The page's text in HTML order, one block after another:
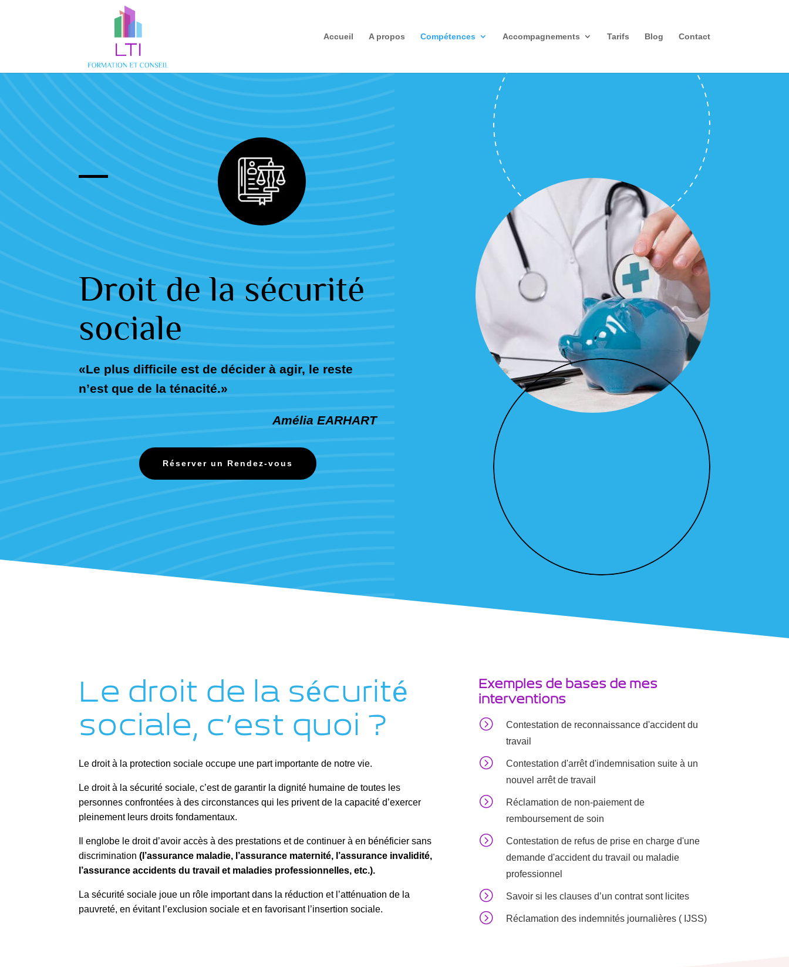
Accueil A propos Compétences Accompagnements Tarifs Blog Contact
Droit de la sécurité
sociale
«Le plus difficile est de décider à agir, le reste
n’est que de la ténacité.»
Amélia EARHART
Réserver un Rendez-vous
Le droit de la sécurité
sociale, c’est quoi ?
Le droit à la protection sociale occupe une part importante de notre vie.
Le droit à la sécurité sociale, c’est de garantir la dignité humaine de toutes les
personnes confrontées à des circonstances qui les privent de la capacité d’exercer
pleinement leurs droits fondamentaux.
Il englobe le droit d’avoir accès à des prestations et de continuer à en bénéficier sans
discrimination(l’assurance maladie, l’assurance maternité, l’assurance invalidité,
l’assurance accidents du travail et maladies professionnelles, etc.).
La sécurité sociale joue un rôle important dans la réduction et l’atténuation de la
pauvreté, en évitant l’exclusion sociale et en favorisant l’insertion sociale.
Exemples de bases de mes
interventions
=
Contestation de reconnaissance d'accident du
travail
=
Contestation d'arrêt d'indemnisation suite à un
nouvel arrêt de travail
=
Réclamation de non-paiement de
remboursement de soin
=
Contestation de refus de prise en charge d'une
demande d'accident du travail ou maladie
professionnel
= Savoir si les clauses d’un contrat sont licites
= Réclamation des indemnités journalières ( IJSS)